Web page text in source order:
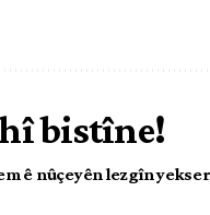
bistîne!
ê nûçeyên lezgîn